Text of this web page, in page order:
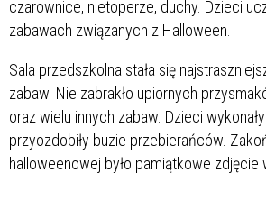
czarownice, nietoperze, duchy. Dzieci
zabawach związanych z Halloween.
Sala przedszkolna stała się
zabaw. Nie zabrakło upiornych
oraz wielu innych zabaw. Dzieci
przyozdobiły buzie przebierańców.
halloweenowej było pamiątkowe zdjęcie